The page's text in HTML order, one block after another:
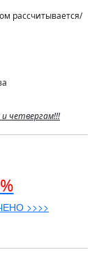
рассчитывается/
четвергам!!!
>>>>